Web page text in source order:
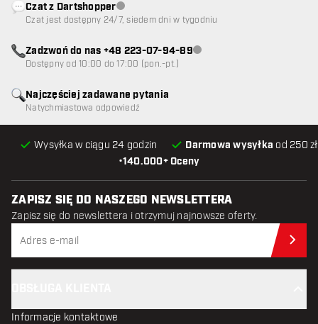
•140.000+ Oceny
Wysyłka w ciągu 24 godzin Darmowa wysyłka od 250
Najczęściej zadawane pytania
Natychmiastowa odpowiedź
Czat z DartshopperObsługa klienta niedostępna
Czat jest dostępny 24/7, siedem dni w tygodniu
Zadzwoń do nas +48 223-07-94-89Obsługa klienta niedostępna
Dostępny od 10:00 do 17:00 (pon.-pt.)
ZAPISZ SIĘ DO NASZEGO NEWSLETTERA
Zapisz się do newslettera i otrzymuj najnowsze oferty.
Informacje kontaktowe